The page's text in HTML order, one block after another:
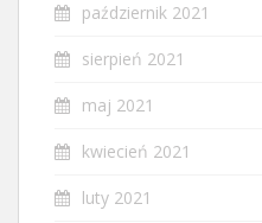
październik 2021
sierpień 2021
maj 2021
kwiecień 2021
luty 2021